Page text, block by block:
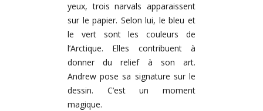
yeux, trois narvals apparaissent
sur le papier. Selon lui, le bleu et
le vert sont les couleurs de
l’Arctique. Elles contribuent à
donner du relief à son art.
Andrew pose sa signature sur le
dessin. C’est un moment
magique.